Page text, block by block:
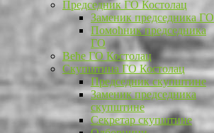
Председник ГО Костолац
Заменик председника ГО
Помоћник председника
ГО
Веће ГО Костолац
Скупштина ГО Костолац
Председник скупштине
Заменик председника
скупштине
Секретар скупштине